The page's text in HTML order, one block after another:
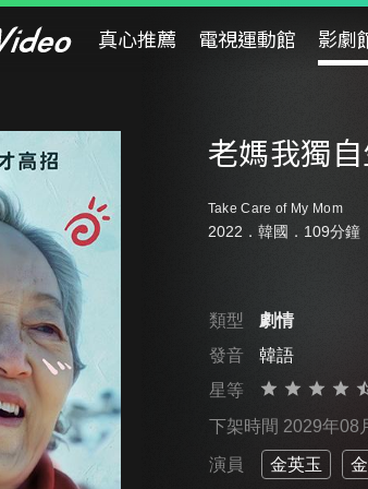
真心推薦 電視運動館 影劇
老媽我獨
Take Care of My Mom
2022．韓國．109分鐘
類型
劇情
發音
韓語
星等
下架時間 2029年08
演員 金英玉